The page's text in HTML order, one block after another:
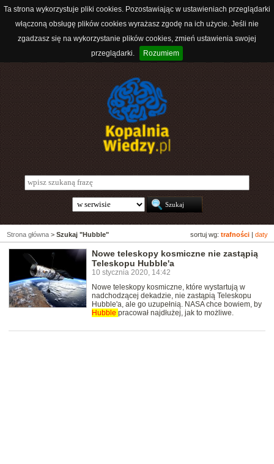
Ta strona wykorzystuje pliki cookies. Pozostawiając w ustawieniach przeglądarki
włączoną obsługę plików cookies wyrażasz zgodę na ich użycie. Jeśli nie
zgadzasz się na wykorzystanie plików cookies, zmień ustawienia swojej
przeglądarki.
Rozumiem
sortuj wg: trafności daty
Strona główna > Szukaj "Hubble"
Nowe teleskopy kosmiczne nie zastąpią
Teleskopu Hubble'a
10 stycznia 2020, 14:42
Nowe teleskopy kosmiczne, które wystartują w
nadchodzącej dekadzie, nie zastąpią Teleskopu
Hubble'a, ale go uzupełnią. NASA chce bowiem, by
Hubble pracował najdłużej, jak to możliwe.